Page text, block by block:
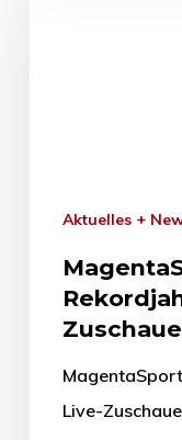
Aktuelles +
Live-